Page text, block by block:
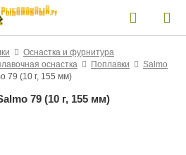
Оснастка и фурнитура
оснастка
Поплавки
Salmo
79 (10 г, 155 мм)
79 (10 г, 155 мм)